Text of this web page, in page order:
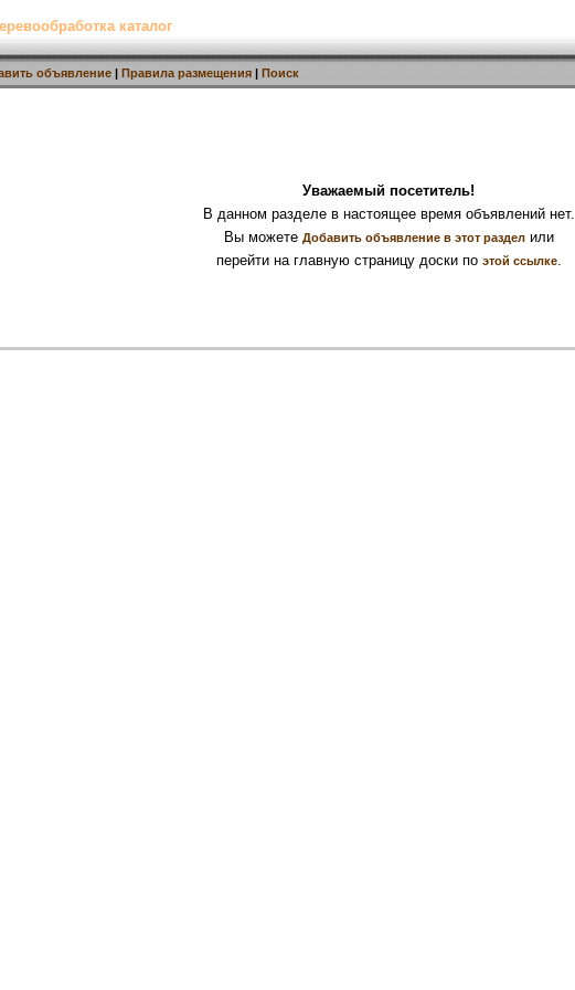
каталог
объявление | Правила размещения | Поиск
Уважаемый посетитель!
В данном разделе в настоящее время объявлений нет.
Вы можете Добавить объявление в этот разделили
перейти на главную страницу доски по этой ссылке.